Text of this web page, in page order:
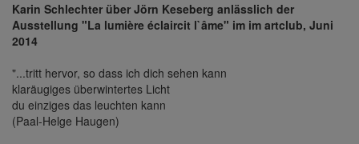
Karin Schlechter über Jörn Keseberg anlässlich der
Ausstellung "La lumière éclaircit l`âme" im im artclub, Juni
2014
"...tritt hervor, so dass ich dich sehen kann
klaräugiges überwintertes Licht
du einziges das leuchten kann
(Paal-Helge Haugen)